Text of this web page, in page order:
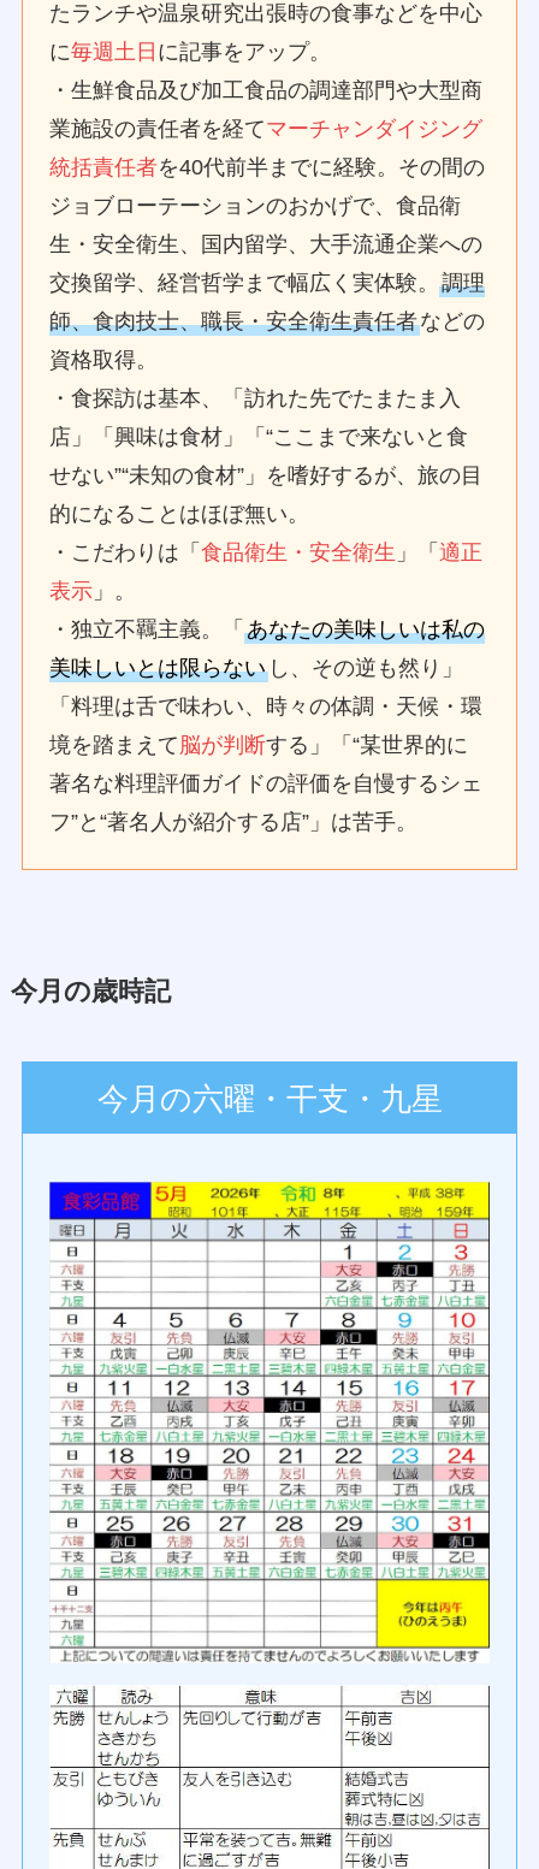
たランチや温泉研究出張時の食事などを中心
に毎週土日 に記事をアップ。
・生鮮食品及び加工食品の調達部門や大型商
業施設の責任者を経てマーチャンダイジング
統括責任者を40代前半までに経験。その間の
ジョブローテーションのおかげで、食品衛
生・安全衛生、国内留学、大手流通企業への
交換留学、経営哲学まで幅広く実体験。調理
師、食肉技士、職長・安全衛生責任者などの
資格取得。
・食探訪は基本、「訪れた先でたまたま入
店」「興味は食材」「“ここまで来ないと食
せない”“未知の食材”」を嗜好するが、旅の目
的になることはほぼ無い。
・こだわりは「食品衛生・安全衛生 」「適正
表示 」。
・独立不羈主義。「あなたの美味しいは私の
美味しいとは限らない し、その逆も然り」
「料理は舌で味わい、時々の体調・天候・環
境を踏まえて脳が判断する」「“某世界的に
著名な料理評価ガイドの評価を自慢するシェ
フ”と“著名人が紹介する店”」は苦手。
今月の歳時記
今月の六曜・干支・九星